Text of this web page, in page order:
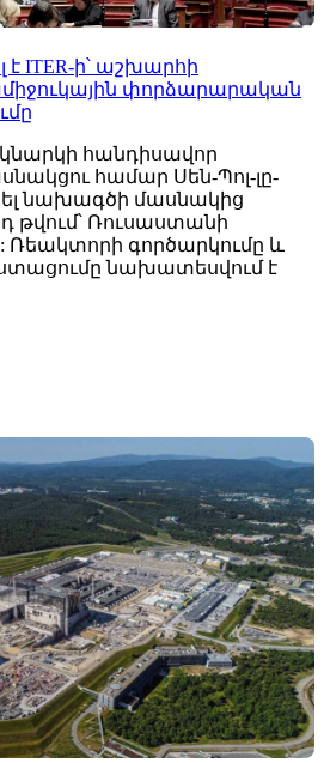
է ITER-ի՝ աշխարհի
փորձարարական
հանդիսավոր
համար Սեն-Պոլ-լը-
նախագծի մասնակից
թվում՝ Ռուսաստանի
Ռեակտորի գործարկումը և
նախատեսվում է